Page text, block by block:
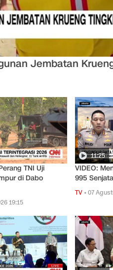
Jembatan
TNI Uji
di Dabo
19:15
11:25
VIDEO:
995
TV•07